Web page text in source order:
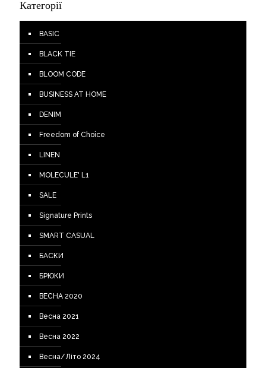
Категорії
BASIC
BLACK TIE
BLOOM CODE
BUSINESS AT HOME
DENIM
Freedom of Choice
LINEN
MOLECULE' L1
SALE
Signature Prints
SMART CASUAL
БАСКИ
БРЮКИ
ВЕСНА 2020
Весна 2021
Весна 2022
Весна/Літо 2024